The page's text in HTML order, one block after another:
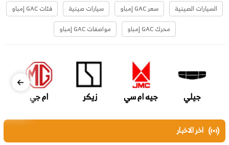
السيارات الصينية
سعر GAC إمباو سيارات صينية
فئات GAC إمباو
محرك GAC إمباو
مواصفات GAC إمباو
جيلي جيه ام سي زيكر ام جي
اخر الاخبار